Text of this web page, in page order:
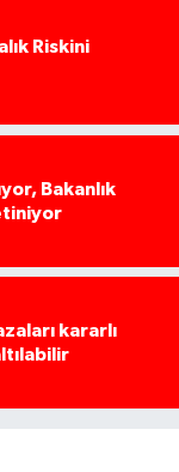
Riskini
Bakanlık
kararlı